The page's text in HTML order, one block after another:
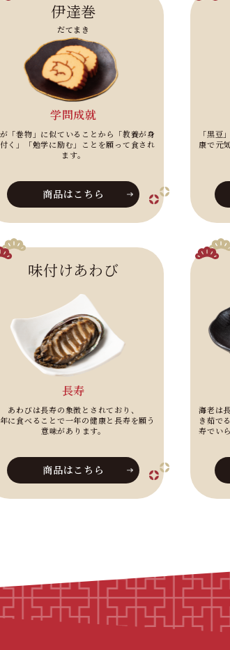
伊達巻
だてまき
学問成就
「巻物」に似ていることから「教養が身
く」「勉学に励む」ことを願って食され
ます。
商品はこちら
「黒豆
康で元
味付けあわび
長寿
あわびは長寿の象徴とされており、
に食べることで一年の健康と長寿を願う
意味があります。
商品はこちら
海老は
き茹で
寿でい